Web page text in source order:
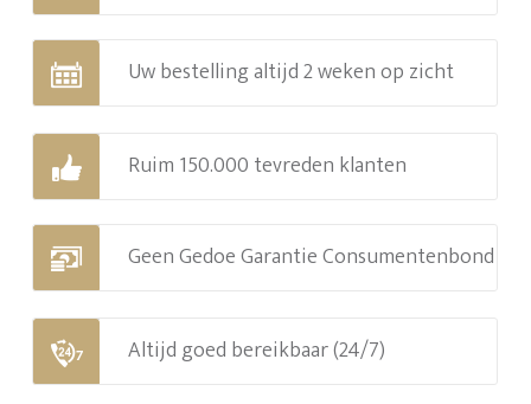
Uw bestelling altijd 2 weken op zicht
Ruim 150.000 tevreden klanten
Geen Gedoe Garantie Consumentenbond
Altijd goed bereikbaar (24/7)